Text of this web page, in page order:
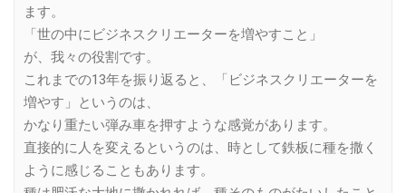
ます。
「世の中にビジネスクリエーターを増やすこと」
が、我々の役割です。
これまでの13年を振り返ると、「ビジネスクリエーターを
増やす」というのは、
かなり重たい弾み車を押すような感覚があります。
直接的に人を変えるというのは、時として鉄板に種を撒く
ように感じることもあります。